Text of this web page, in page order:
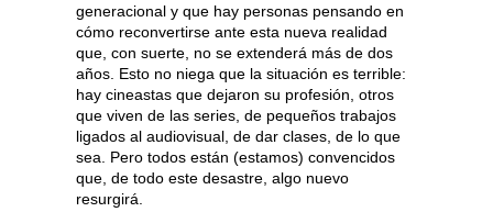
generacional y que hay personas pensando en
cómo reconvertirse ante esta nueva realidad
que, con suerte, no se extenderá más de dos
años. Esto no niega que la situación es terrible:
hay cineastas que dejaron su profesión, otros
que viven de las series, de pequeños trabajos
ligados al audiovisual, de dar clases, de lo que
sea. Pero todos están (estamos) convencidos
que, de todo este desastre, algo nuevo
resurgirá.